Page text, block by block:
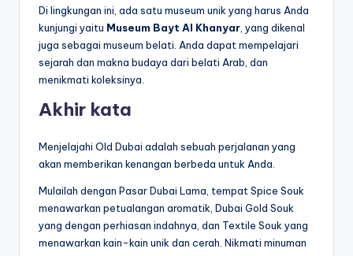
Di lingkungan ini, ada satu museum unik yang harus Anda
kunjungi yaitu Museum Bayt Al Khanyar, yang dikenal
juga sebagai museum belati. Anda dapat mempelajari
sejarah dan makna budaya dari belati Arab, dan
menikmati koleksinya.
Akhir kata
Menjelajahi Old Dubai adalah sebuah perjalanan yang
akan memberikan kenangan berbeda untuk Anda.
Mulailah dengan Pasar Dubai Lama, tempat Spice Souk
menawarkan petualangan aromatik, Dubai Gold Souk
yang dengan perhiasan indahnya, dan Textile Souk yang
menawarkan kain-kain unik dan cerah. Nikmati minuman